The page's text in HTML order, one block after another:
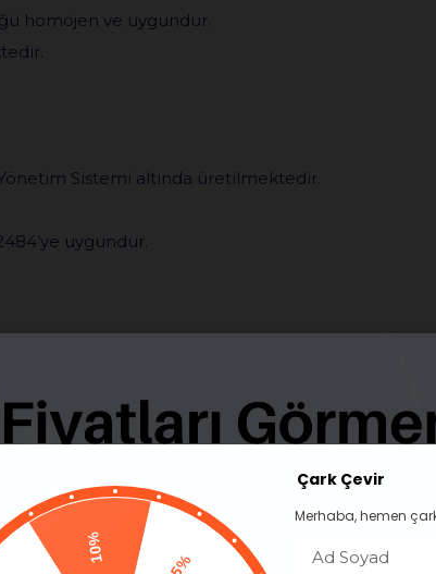
homojen ve uygundur.
Sistemi altında üretilmektedir.
uygundur.
10%
Pas
Çark Çevir
Merhaba, hemen